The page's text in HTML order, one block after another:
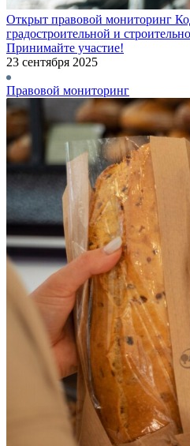
Открыт правовой мониторинг
градостроительной и
Принимайте участие!
23 сентября 2025
Правовой мониторинг